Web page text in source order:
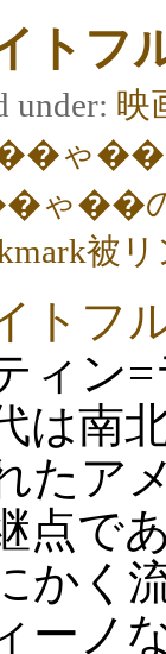
トフ
under: 映
トフ
ィン
は南
たア
点で
かく
ーノ